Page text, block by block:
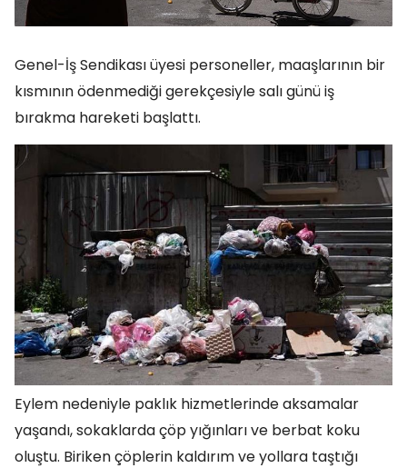
Genel-İş Sendikası üyesi personeller, maaşlarının bir
kısmının ödenmediği gerekçesiyle salı günü iş
bırakma hareketi başlattı.
Eylem nedeniyle paklık hizmetlerinde aksamalar
yaşandı, sokaklarda çöp yığınları ve berbat koku
oluştu. Biriken çöplerin kaldırım ve yollara taştığı